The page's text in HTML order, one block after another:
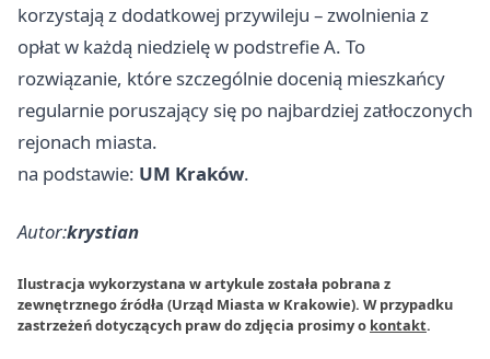
korzystają z dodatkowej przywileju – zwolnienia z
opłat w każdą niedzielę w podstrefie A. To
rozwiązanie, które szczególnie docenią mieszkańcy
regularnie poruszający się po najbardziej zatłoczonych
rejonach miasta.
na podstawie: UM Kraków.
Autor:krystian
Ilustracja wykorzystana w artykule została pobrana z
zewnętrznego źródła (Urząd Miasta w Krakowie). W przypadku
zastrzeżeń dotyczących praw do zdjęcia prosimy o kontakt.